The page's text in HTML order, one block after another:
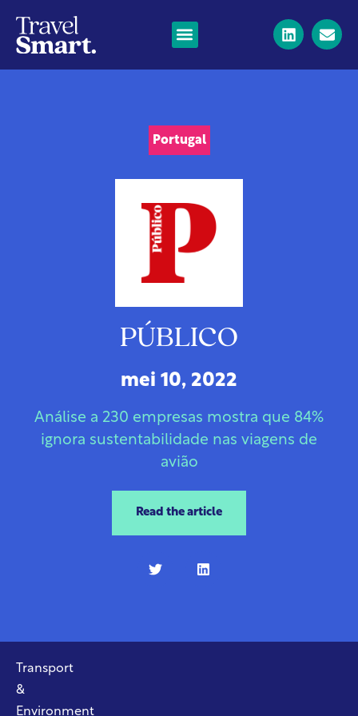
Portugal
PÚBLICO
mei 10, 2022
Análise a 230 empresas mostra que 84%
ignora sustentabilidade nas viagens de
avião
Read the article
Transport
&
Environment